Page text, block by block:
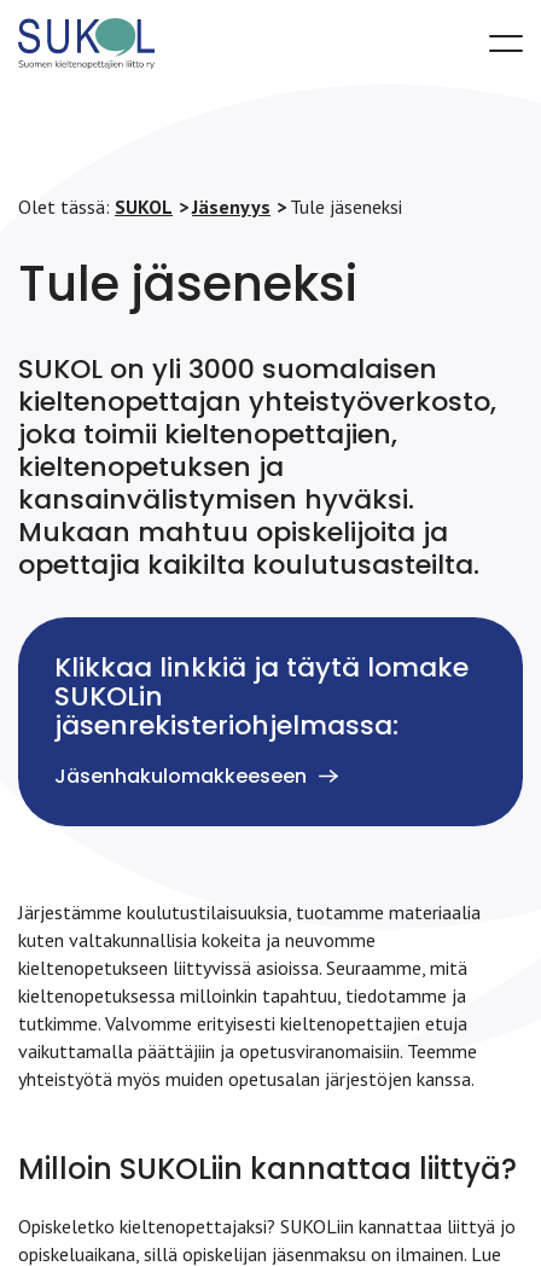
Olet tässä: SUKOL Jäsenyys Tule jäseneksi
Tule jäseneksi
SUKOL on yli 3000 suomalaisen
kieltenopettajan yhteistyöverkosto,
joka toimii kieltenopettajien,
kieltenopetuksen ja
kansainvälistymisen hyväksi.
Mukaan mahtuu opiskelijoita ja
opettajia kaikilta koulutusasteilta.
Klikkaa linkkiä ja täytä lomake
SUKOLin
jäsenrekisteriohjelmassa:
Jäsenhakulomakkeeseen
Järjestämme koulutustilaisuuksia, tuotamme materiaalia
kuten valtakunnallisia kokeita ja neuvomme
kieltenopetukseen liittyvissä asioissa. Seuraamme, mitä
kieltenopetuksessa milloinkin tapahtuu, tiedotamme ja
tutkimme. Valvomme erityisesti kieltenopettajien etuja
vaikuttamalla päättäjiin ja opetusviranomaisiin. Teemme
yhteistyötä myös muiden opetusalan järjestöjen kanssa.
Milloin SUKOLiin kannattaa liittyä?
Opiskeletko kieltenopettajaksi? SUKOLiin kannattaa liittyä jo
opiskeluaikana, sillä opiskelijan jäsenmaksu on ilmainen. Lue